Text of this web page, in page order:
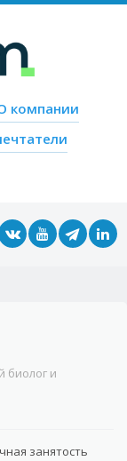
компании
биолог и
занятость